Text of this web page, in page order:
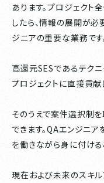
あります。プロジェク
したら、情報の展開が必
ジニアの重要な業務です
高還元SESであるテクニ
プロジェクトに直接貢
そのうえで案件選択制
できます。QAエンジニ
を働きながら身に付ける
現在および未来のスキル